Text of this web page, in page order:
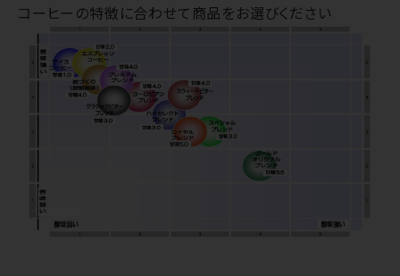
コーヒーの特徴に合わせて商品をお選びください